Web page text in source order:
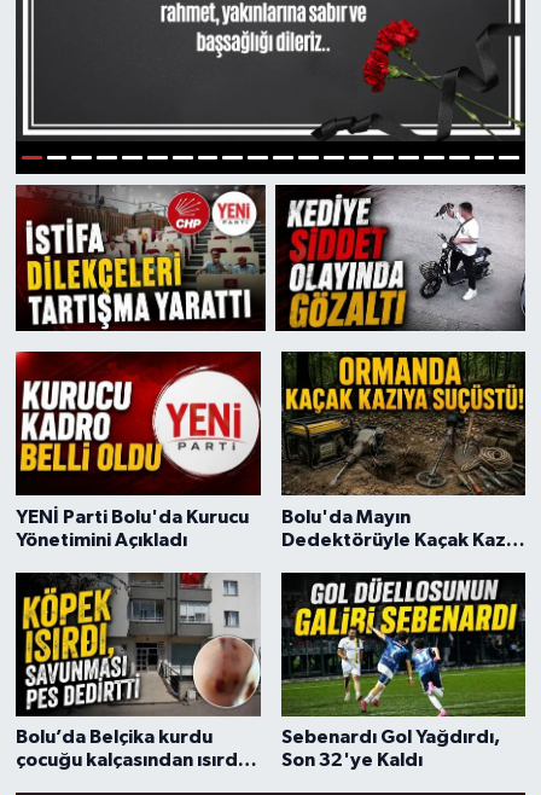
1 2 3 4 5 6 7 8 9 10 11121314151617181920
YENİ Parti Bolu'da Kurucu
Yönetimini Açıkladı
Bolu'da Mayın
Dedektörüyle Kaçak Kazı
Bolu’da Belçika kurdu
çocuğu kalçasından ısırdı,
Sebenardı Gol Yağdırdı,
Son 32'ye Kaldı